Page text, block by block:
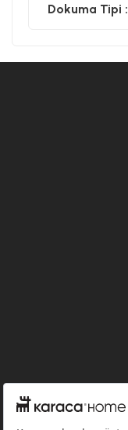
Dokuma Tipi :